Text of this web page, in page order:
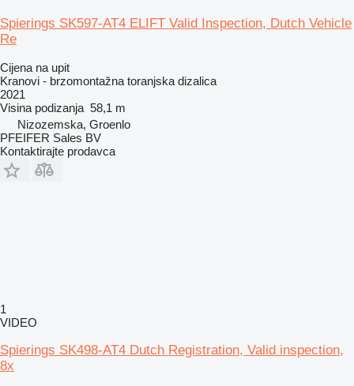
Spierings SK597-AT4 ELIFT Valid Inspection, Dutch Vehicle
Re
Cijena na upit
Kranovi - brzomontažna toranjska dizalica
2021
Visina podizanja 58,1 m
Nizozemska, Groenlo
PFEIFER Sales BV
Kontaktirajte prodavca
1
VIDEO
Spierings SK498-AT4 Dutch Registration, Valid inspection,
8x